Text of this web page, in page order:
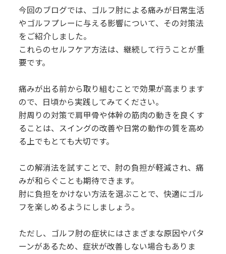
今回のブログでは、ゴルフ肘による痛みが日常生活
やゴルフプレーに与える影響について、その対策法
をご紹介しました。
これらのセルフケア方法は、継続して行うことが重
要です。
痛みが出る前から取り組むことで効果が高まります
ので、日頃から実践してみてください。
肘周りの対策で肩甲骨や体幹の筋肉の動きを良くす
ることは、スイングの改善や日常の動作の質を高め
る上でもとても大切です。
この解消法を試すことで、肘の負担が軽減され、痛
みが和らぐことも期待できます。
肘に負担をかけない方法を選ぶことで、快適にゴル
フを楽しめるようにしましょう。
ただし、ゴルフ肘の症状にはさまざまな原因やパタ
ーンがあるため、症状が改善しない場合もありま